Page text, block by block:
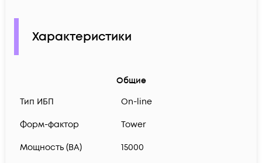
Характеристики
Общие
Тип ИБП
On-line
Форм-фактор Tower
Мощность (ВА) 15000